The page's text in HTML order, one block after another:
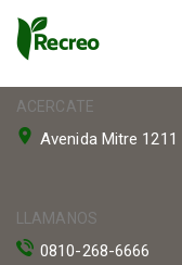
ACERCATE
Avenida Mitre 1211
LLAMANOS
0810-268-6666